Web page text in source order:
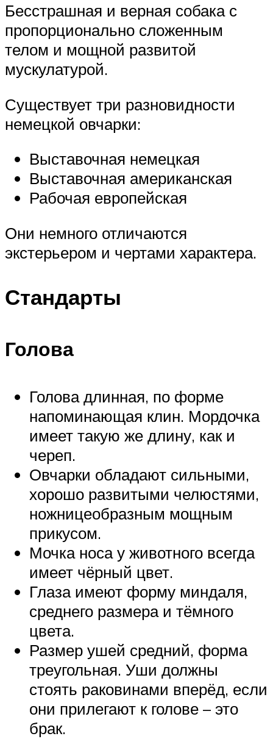
Бесстрашная и верная собака с
пропорционально сложенным
телом и мощной развитой
мускулатурой.
Существует три разновидности
немецкой овчарки:
Выставочная немецкая
Выставочная американская
Рабочая европейская
Они немного отличаются
экстерьером и чертами характера.
Стандарты
Голова
Голова длинная, по форме
напоминающая клин. Мордочка
имеет такую же длину, как и
череп.
Овчарки обладают сильными,
хорошо развитыми челюстями,
ножницеобразным мощным
прикусом.
Мочка носа у животного всегда
имеет чёрный цвет.
Глаза имеют форму миндаля,
среднего размера и тёмного
цвета.
Размер ушей средний, форма
треугольная. Уши должны
стоять раковинами вперёд, если
они прилегают к голове – это
брак.